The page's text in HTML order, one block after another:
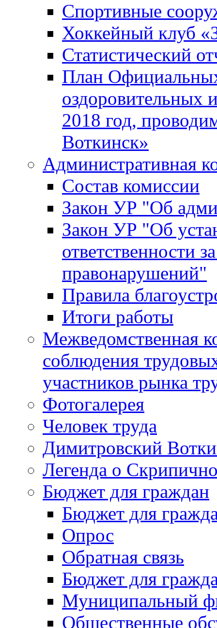
Спортивные
Хоккейный клуб
Статистический
План
оздоровительных
2018 год,
Воткинск»
Административная
Состав комиссии
Закон УР "Об
Закон УР "Об
ответственности
правонарушений"
Правила
Итоги работы
Межведомственная
соблюдения
участников рынка
Фотогалерея
Человек труда
Димитровский
Легенда о
Бюджет для граждан
Бюджет для
Опрос
Обратная связь
Бюджет для
Муниципальный
Общественные